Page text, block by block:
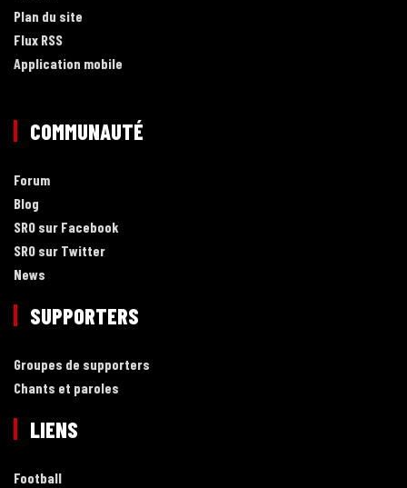
Plan du site
Flux RSS
Application mobile
COMMUNAUTÉ
Forum
Blog
SRO sur Facebook
SRO sur Twitter
News
SUPPORTERS
Groupes de supporters
Chants et paroles
LIENS
Football